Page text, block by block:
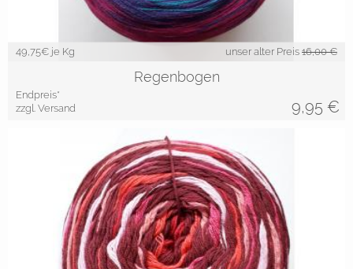
49,75€ je Kg unser alter Preis 16,00 €
Regenbogen
Endpreis*
zzgl. Versand
9,95 €